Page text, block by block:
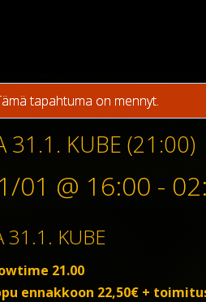
tapahtuma on mennyt.
31.1. KUBE (21:00)
01 @ 16:00 -
31.1. KUBE
21.00
ennakkoon 22,50€ +